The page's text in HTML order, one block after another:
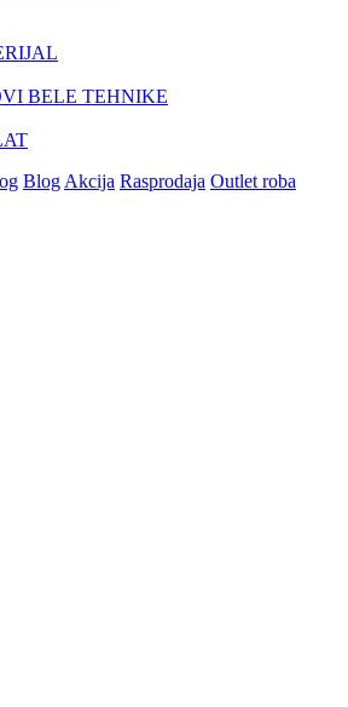
BELE TEHNIKE
Blog Akcija Rasprodaja Outlet roba